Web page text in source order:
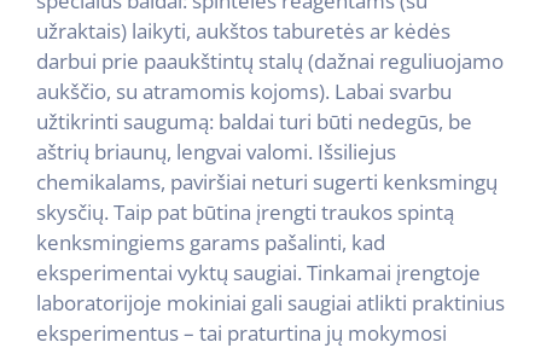
užraktais) laikyti, aukštos taburetės ar kėdės
darbui prie paaukštintų stalų (dažnai reguliuojamo
aukščio, su atramomis kojoms). Labai svarbu
užtikrinti saugumą: baldai turi būti nedegūs, be
aštrių briaunų, lengvai valomi. Išsiliejus
chemikalams, paviršiai neturi sugerti kenksmingų
skysčių. Taip pat būtina įrengti traukos spintą
kenksmingiems garams pašalinti, kad
eksperimentai vyktų saugiai. Tinkamai įrengtoje
laboratorijoje mokiniai gali saugiai atlikti praktinius
eksperimentus – tai praturtina jų mokymosi